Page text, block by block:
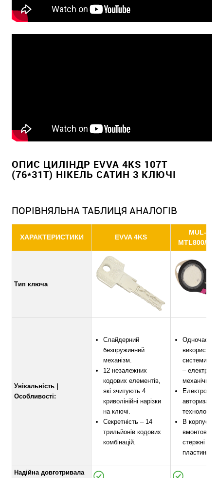
ОПИС ЦИЛІНДР EVVA 4KS 107T
(76*31T) НІКЕЛЬ САТИН 3 КЛЮЧІ
ПОРІВНЯЛЬНА ТАБЛИЦЯ АНАЛОГІВ
ХАРАКТЕРИСТИКИ EVVA 4KS
MUL-T-
MTL800/
Тип ключа
Унікальність |
Особливості:
Слайдерний
безпружинний
механізм.
12 незалежних
кодових елементів,
які зчитують 4
криволінійні нарізки
на ключі.
Секретність – 14
трильйонів кодових
комбінацій.
Одночасно
системи
–
механічна.
авторизації
В корпус
вмонтовані
стержні та
пластина.
Надійна довготривала